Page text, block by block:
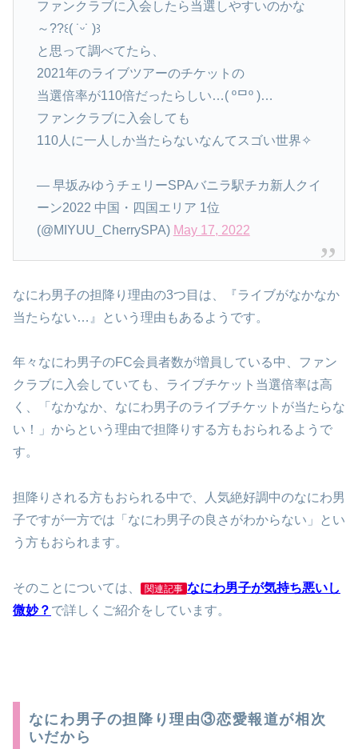
ファンクラブに入会したら当選しやすいのかな
～??꒰( ˙ᵕ˙ )꒱
と思って調べてたら、
2021年のライブツアーのチケットの
当選倍率が110倍だったらしい…( ºᄆº )…
ファンクラブに入会しても
110人に一人しか当たらないなんてスゴい世界️✧
— 早坂みゆうチェリーSPAバニラ駅チカ新人クイ
ーン2022 中国・四国エリア 1位
(@MIYUU_CherrySPA) May 17, 2022
なにわ男子の担降り理由の3つ目は、『ライブがなかなか
当たらない…』という理由もあるようです。
年々なにわ男子のFC会員者数が増員している中、ファン
クラブに入会していても、ライブチケット当選倍率は高
く、「なかなか、なにわ男子のライブチケットが当たらな
い！」からという理由で担降りする方もおられるようで
す。
担降りされる方もおられる中で、人気絶好調中のなにわ男
子ですが一方では「なにわ男子の良さがわからない」とい
う方もおられます。
そのことについては、 関連記事 なにわ男子が気持ち悪いし
微妙？ で詳しくご紹介をしています。
なにわ男子の担降り理由③恋愛報道が相次
いだから